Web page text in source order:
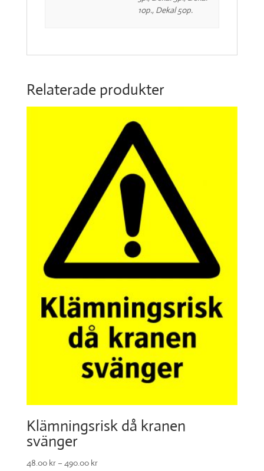
10p., Dekal 50p.
Relaterade produkter
Klämningsrisk då kranen
svänger
48.00 kr– 490.00 kr